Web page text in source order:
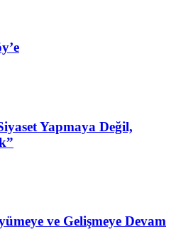
Yapmaya Değil,
ve Gelişmeye Devam